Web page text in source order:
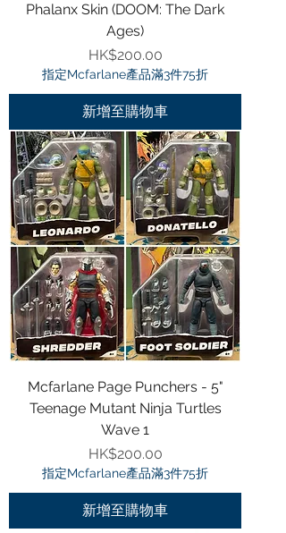
Phalanx Skin (DOOM: The Dark
Ages)
價格
HK$200.00
指定Mcfarlane產品滿3件75折
新增至購物車
Mcfarlane Page Punchers - 5"
Teenage Mutant Ninja Turtles
Wave 1
價格
HK$200.00
指定Mcfarlane產品滿3件75折
新增至購物車